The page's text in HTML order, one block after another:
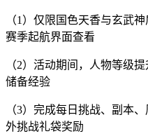
（1）仅限国色天香与玄武
赛季起航界面查看
（2）活动期间，人物等级
储备经验
（3）完成每日挑战、副本
外挑战礼袋奖励